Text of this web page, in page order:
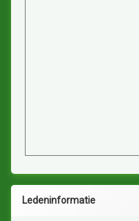
Ledeninformatie